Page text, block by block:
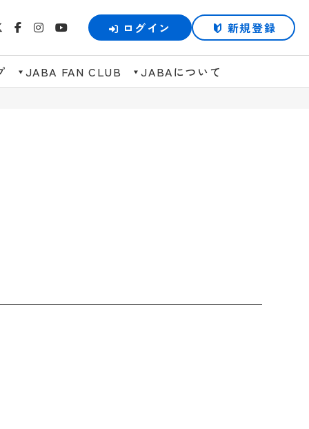
ログイン 新規登録
JABA FAN CLUB JABAについて